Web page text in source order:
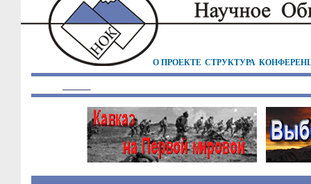
О ПРОЕКТЕ СТРУКТУРА